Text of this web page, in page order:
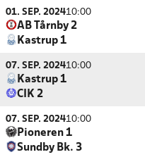
01. SEP. 202410:00
AB Tårnby 2
Kastrup 1
07. SEP. 202410:00
Kastrup 1
CIK 2
07. SEP. 202410:00
Pioneren 1
Sundby Bk. 3